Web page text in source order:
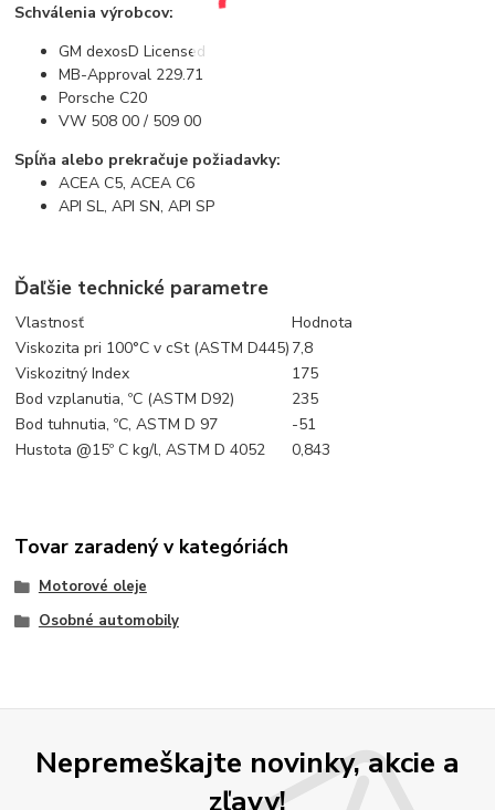
Schválenia výrobcov:
GM dexosD Licensed
MB-Approval 229.71
Porsche C20
VW 508 00 / 509 00
Spĺňa alebo prekračuje požiadavky:
ACEA C5, ACEA C6
API SL, API SN, API SP
Ďaľšie technické parametre
Vlastnosť
Hodnota
Viskozita pri 100°C v cSt (ASTM D445) 7,8
Viskozitný Index
175
Bod vzplanutia, ºC (ASTM D92)
235
Bod tuhnutia, ºC, ASTM D 97
-51
Hustota @15º C kg/l, ASTM D 4052
0,843
Tovar zaradený v kategóriách
Motorové oleje
Osobné automobily
Nepremeškajte novinky, akcie a
zľavy!